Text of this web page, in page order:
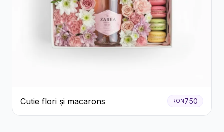
Cutie flori și macarons RON750